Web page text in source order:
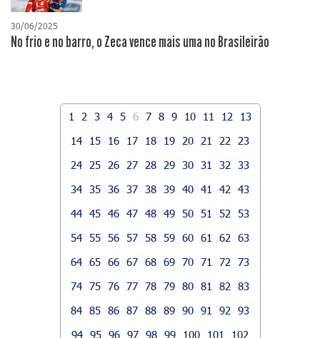
30/06/2025
No frio e no barro, o Zeca vence mais uma no Brasileirão
1 2 3 4 5 6 7 8 9 10 11 12
13
14
15 16 17 18 19 20 21 22
23
24
25 26 27 28 29 30 31 32
33
34 35 36 37 38 39 40 41 42
43
44 45 46 47 48 49 50 51 52
53
54 55 56 57 58 59 60 61 62
63
64 65 66 67 68 69 70 71 72
73
74 75 76 77 78 79 80 81 82
83
84 85 86 87 88 89 90 91 92
93
94 95 96 97 98 99 100 101 102